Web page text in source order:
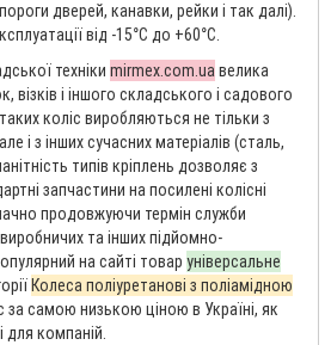
дверей, канавки, рейки і так далі).
від -15°С до +60°С.
техніки mirmex.com.ua велика
візків і іншого складського і садового
коліс виробляються не тільки з
і з інших сучасних матеріалів (сталь,
типів кріплень дозволяє з
запчастини на посилені колісні
продовжуючи термін служби
та інших підйомно-
на сайті товар універсальне
Колеса поліуретанові з поліамідною
за самою низькою ціною в Україні, як
для компаній.